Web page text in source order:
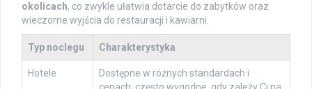
okolicach, co zwykle ułatwia dotarcie do zabytków oraz
wieczorne wyjścia do restauracji i kawiarni.
Typ noclegu Charakterystyka
Hotele
Dostępne w różnych standardach i